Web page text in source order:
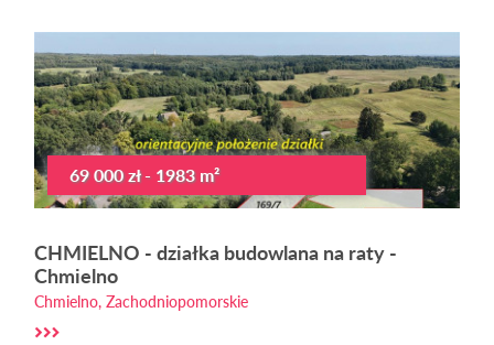
69 000 zł - 1983 m²
CHMIELNO - działka budowlana na raty -
Chmielno
Chmielno, Zachodniopomorskie